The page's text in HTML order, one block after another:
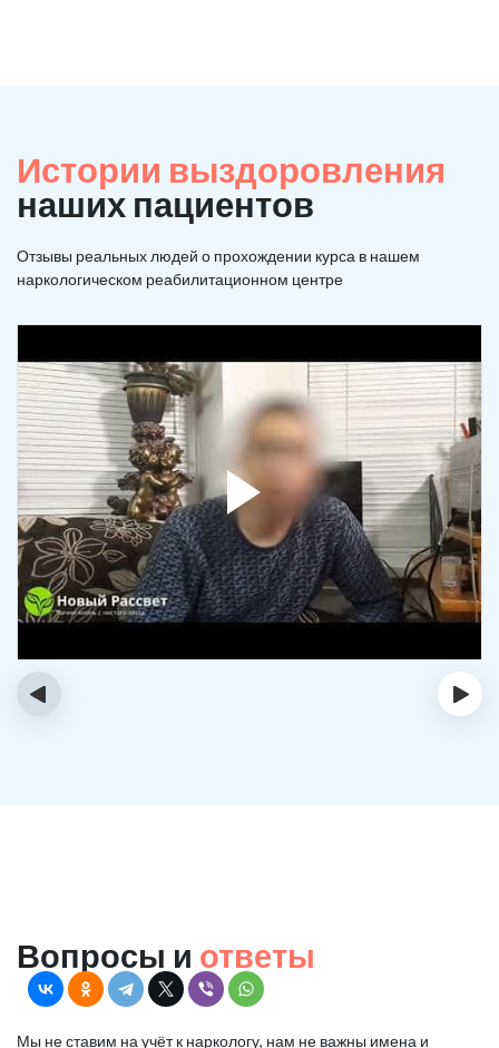
Истории выздоровления
наших пациентов
Отзывы реальных людей о прохождении курса в нашем
наркологическом реабилитационном центре
‹ ›
Вопросы и ответы
Мы не ставим на учёт к наркологу, нам не важны имена и